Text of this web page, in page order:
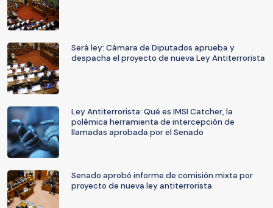
Será ley: Cámara de Diputados aprueba y
despacha el proyecto de nueva Ley Antiterrorista
Ley Antiterrorista: Qué es IMSI Catcher, la
polémica herramienta de intercepción de
llamadas aprobada por el Senado
Senado aprobó informe de comisión mixta por
proyecto de nueva ley antiterrorista